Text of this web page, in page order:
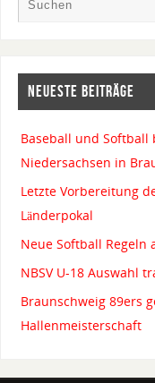
NEUESTE BEITRÄGE
Baseball und Softball
Niedersachsen in
Letzte Vorbereitung
Länderpokal
Neue Softball Regeln
NBSV U-18 Auswahl
Braunschweig 89ers
Hallenmeisterschaft